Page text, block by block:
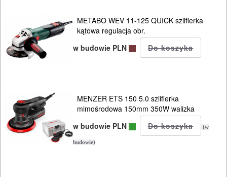
BHP
SPRZĘT
OGRODNICZE
NARZĘDZIA
PILARKI-
METABO WEV 11-125 QUICK szlifierka
kątowa regulacja obr.
w budowie PLN
MENZER ETS 150 5.0 szlifierka
mimośrodowa 150mm 350W walizka
w budowie PLN
(w
budowie)